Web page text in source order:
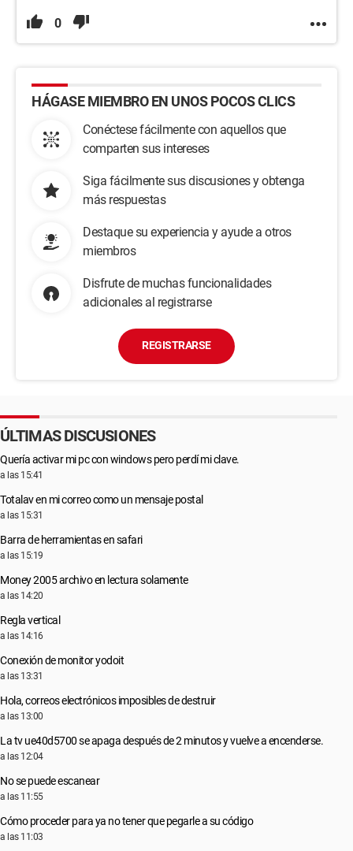
0
HÁGASE MIEMBRO EN UNOS POCOS CLICS
Conéctese fácilmente con aquellos que
comparten sus intereses
Siga fácilmente sus discusiones y obtenga
más respuestas
Destaque su experiencia y ayude a otros
miembros
Disfrute de muchas funcionalidades
adicionales al registrarse
REGISTRARSE
ÚLTIMAS DISCUSIONES
Quería activar mi pc con windows pero perdí mi clave.
a las 15:41
Totalav en mi correo como un mensaje postal
a las 15:31
Barra de herramientas en safari
a las 15:19
Money 2005 archivo en lectura solamente
a las 14:20
Regla vertical
a las 14:16
Conexión de monitor yodoit
a las 13:31
Hola, correos electrónicos imposibles de destruir
a las 13:00
La tv ue40d5700 se apaga después de 2 minutos y vuelve a encenderse.
a las 12:04
No se puede escanear
a las 11:55
Cómo proceder para ya no tener que pegarle a su código
a las 11:03